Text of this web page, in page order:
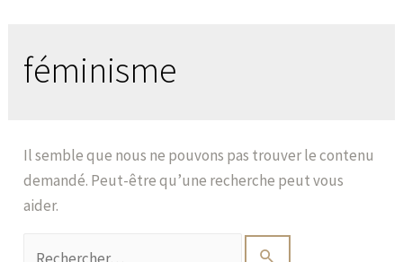
féminisme
Il semble que nous ne pouvons pas trouver le contenu
demandé. Peut-être qu’une recherche peut vous
aider.